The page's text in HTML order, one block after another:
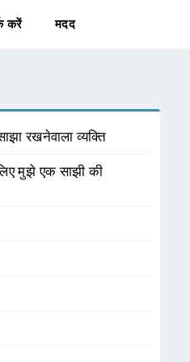
करें मदद
रखनेवाला व्यक्ति
मुझे एक साझी की